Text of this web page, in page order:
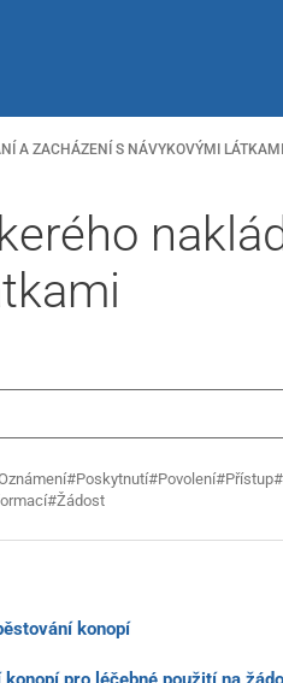
A ZACHÁZENÍ S NÁVYKOVÝMI LÁTKAMI
#Poskytnutí#Povolení#Přístup
#Žádost
konopí